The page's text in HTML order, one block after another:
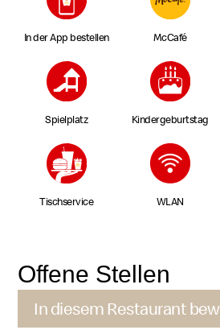
In der App bestellen McCafé
Spielplatz Kindergeburtstag
Tischservice WLAN
Offene Stellen
In diesem Restaurant